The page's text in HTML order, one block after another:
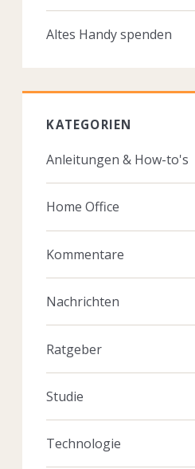
Altes Handy spenden
KATEGORIEN
Anleitungen & How-to's
Home Office
Kommentare
Nachrichten
Ratgeber
Studie
Technologie